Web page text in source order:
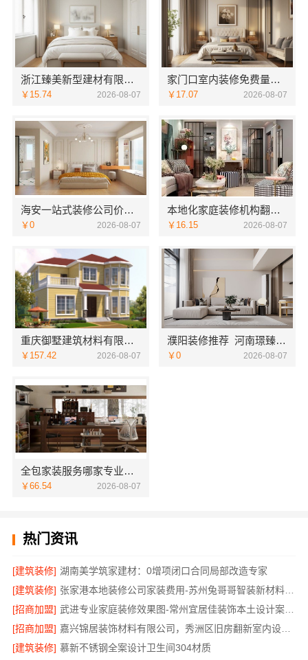
浙江臻美新型建材有限公司：正规装修质保学区房
￥15.74 2026-08-07
家门口室内装修免费量房，浙江宜美嘉装饰贴心服务
￥17.07 2026-08-07
海安一站式装修公司价格南通宏域全宅装饰建材有限公司预算
￥0 2026-08-07
本地化家庭装修机构翻新，嘉兴绿色之家建材科技有限公司
￥16.15 2026-08-07
重庆御墅建筑材料有限公司：本地别墅建造优惠活动抗震防风
￥157.42 2026-08-07
濮阳装修推荐_河南璟臻环保建材有限公司本土深耕全流程一体化服务
￥0 2026-08-07
全包家装服务哪家专业？佛山市雅居美家装饰源头工厂直供服务
￥66.54 2026-08-07
热门资讯
[建筑装修] 湖南美学筑家建材：0增项闭口合同局部改造专家
[建筑装修]
张家港本地装修公司家装费用-苏州兔哥哥智装新材料有限公司全包
[招商加盟]
武进专业家庭装修效果图-常州宜居佳装饰本土设计案例鉴赏
[招商加盟]
嘉兴锦居装饰材料有限公司，秀洲区旧房翻新室内设计哪家好
[建筑装修] 慕新不锈钢全案设计卫生间304材质